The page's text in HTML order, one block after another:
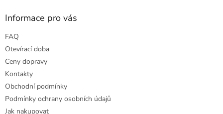
Informace pro vás
FAQ
Otevírací doba
Ceny dopravy
Kontakty
Obchodní podmínky
Podmínky ochrany osobních údajů
Jak nakupovat